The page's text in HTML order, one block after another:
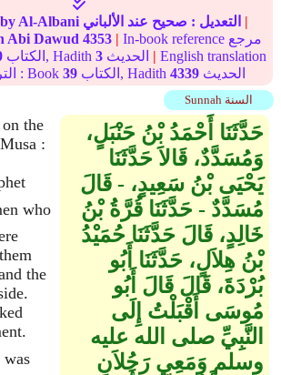
by Al-Albani التعديل : صحيح عند الألباني
|
Abi Dawud 4353 | In-book reference مرجع
الكتاب, Hadith 3 | English translation
الترجمة الإنجليزية : Book 39 الكتاب, Hadith 4339 الحديث
Sunnah السنة
the
:
the
حَدَّثَنَا أَحْمَدُ بْنُ حَنْبَلٍ،
وَمُسَدَّدٌ، قَالاَ حَدَّثَنَا
يَحْيَى بْنُ سَعِيدٍ، - قَالَ
مُسَدَّدٌ - حَدَّثَنَا قُرَّةُ بْنُ
خَالِدٍ، قَالَ حَدَّثَنَا حُمَيْدُ
بْنُ هِلاَلٍ، حَدَّثَنَا أَبُو
بُرْدَةَ، قَالَ قَالَ أَبُو
مُوسَى أَقْبَلْتُ إِلَى
النَّبِيِّ صلى الله عليه
وسلم وَمَعِي رَجُلاَنِ